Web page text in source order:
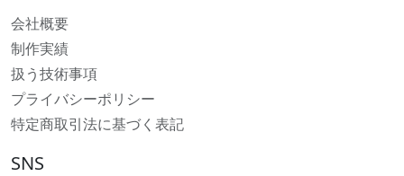
会社概要
制作実績
扱う技術事項
プライバシーポリシー
特定商取引法に基づく表記
SNS